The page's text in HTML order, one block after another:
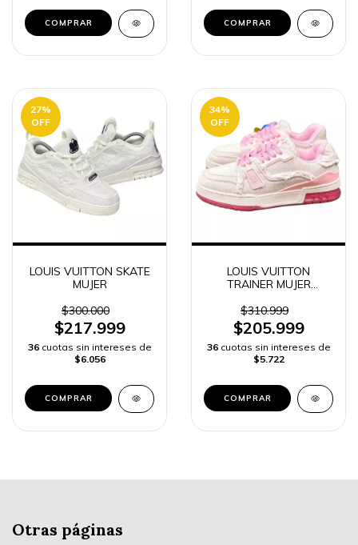
COMPRAR COMPRAR
27%
OFF
LOUIS VUITTON SKATE
MUJER
$300.000
$217.999
36 cuotas sin intereses de
$6.056
COMPRAR
34%
OFF
LOUIS VUITTON
TRAINER MUJER
$310.999
$205.999
36 cuotas sin intereses de
$5.722
COMPRAR
Otras páginas